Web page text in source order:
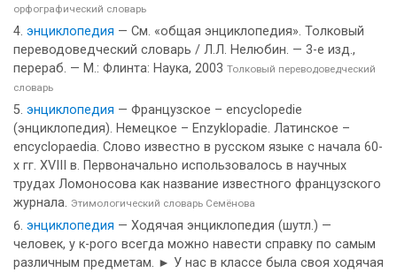
орфографический словарь
энциклопедия — См. «общая энциклопедия». Толковый
переводоведческий словарь / Л.Л. Нелюбин. — 3-е изд.,
перераб. — М.: Флинта: Наука, 2003 Толковый переводоведческий
словарь
энциклопедия — Французское – encyclopedie
(энциклопедия). Немецкое – Enzyklopadie. Латинское –
encyclopaedia. Слово известно в русском языке с начала 60-
х гг. XVIII в. Первоначально использовалось в научных
трудах Ломоносова как название известного французского
журнала. Этимологический словарь Семёнова
энциклопедия — Ходячая энциклопедия (шутл.) —
человек, у к-рого всегда можно навести справку по самым
различным предметам. ► У нас в классе была своя ходячая